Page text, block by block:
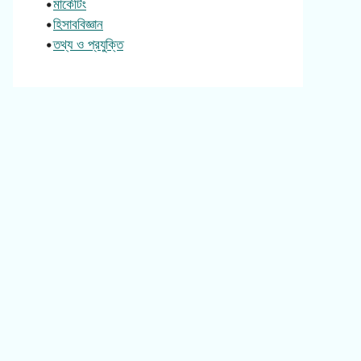
•মার্কেটিং
•হিসাববিজ্ঞান
•তথ্য ও প্রযুক্তি